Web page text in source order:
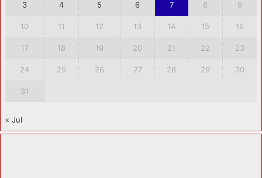
3 4 5 6 7 8 9
10 11 12 13 14 15 16
17 18 19 20 21 22 23
24 25 26 27 28 29 30
31
« Jul